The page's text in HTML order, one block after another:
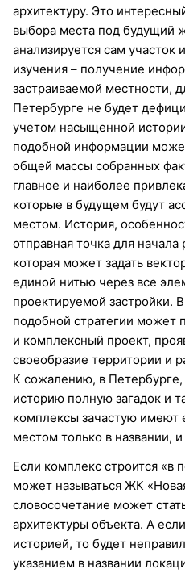
архитектуру. Это
выбора места под будущий
анализируется сам участок
изучения – получение
застраиваемой местности,
Петербурге не будет
учетом насыщенной
подобной информации
общей массы собранных
главное и наиболее
которые в будущем будут
местом. История,
отправная точка для
которая может задать
единой нитью через все
проектируемой застройки.
подобной стратегии может
и комплексный проект,
своеобразие территории и
К сожалению, в
историю полную загадок и
комплексы зачастую имеют
местом только в названии, и
Если комплекс строится «в
может называться ЖК
словосочетание может
архитектуры объекта. А
историей, то будет
указанием в названии